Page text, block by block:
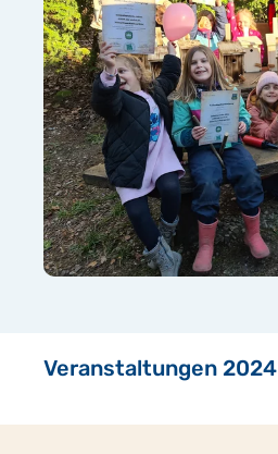
Veranstaltungen 2024